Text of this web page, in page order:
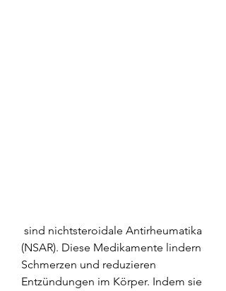
(NSAR). Diese Medikamente lindern
Schmerzen und reduzieren
Entzündungen im Körper. Indem sie